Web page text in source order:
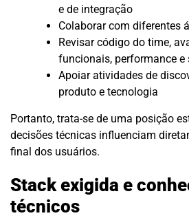
e de integração
Colaborar com diferentes
Revisar código do time,
funcionais, performance e
Apoiar atividades de
produto e tecnologia
Portanto, trata-se de uma posição
decisões técnicas influenciam
final dos usuários.
Stack exigida e
técnicos